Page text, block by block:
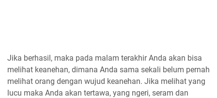
Jika berhasil, maka pada malam terakhir Anda akan bisa
melihat keanehan, dimana Anda sama sekali belum pernah
melihat orang dengan wujud keanehan. Jika melihat yang
lucu maka Anda akan tertawa, yang ngeri, seram dan